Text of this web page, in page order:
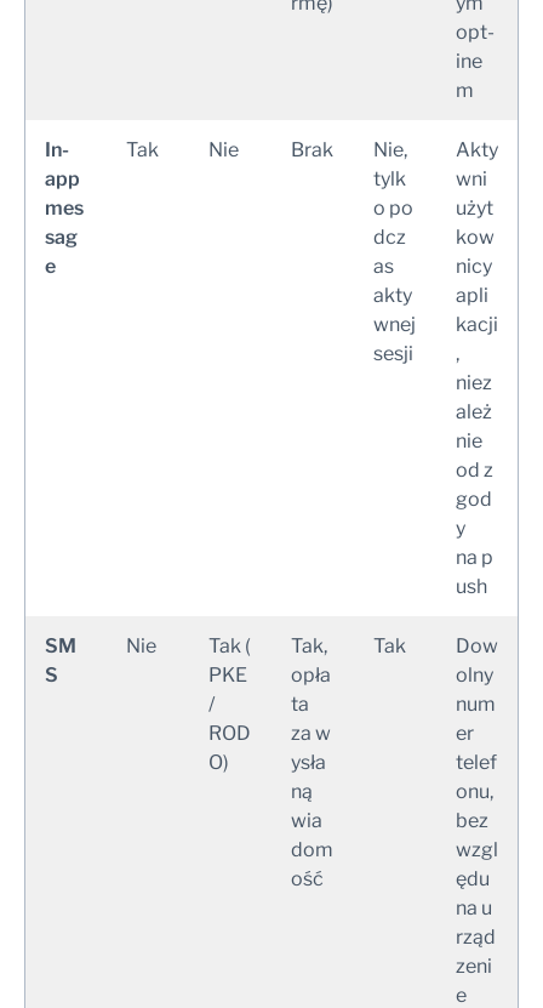
opt-
ine
m
In-
app
mes
sag
e
Tak Nie Brak
Nie,
tylk
o po
dcz
as
akty
wnej
sesji
Akty
wni
użyt
kow
nicy
apli
kacji
,
niez
ależ
nie
od z
god
y
na p
ush
SM
S
Nie
Tak (
PKE
/
ROD
O)
Tak,
opła
ta
za w
ysła
ną
wia
dom
ość
Tak
Dow
olny
num
er
telef
onu,
bez
wzgl
ędu
na u
rząd
zeni
e